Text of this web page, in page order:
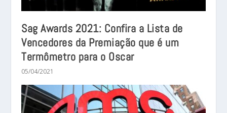
Sag Awards 2021: Confira a Lista de
Vencedores da Premiação que é um
Termômetro para o Oscar
05/04/2021